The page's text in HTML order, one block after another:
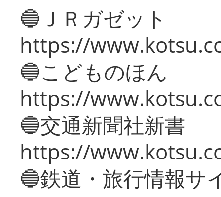
🔵ＪＲガゼット
https://
🔵こどものほん
https://
🔵交通新聞社新書
https://
🔵鉄道・旅行情報サ